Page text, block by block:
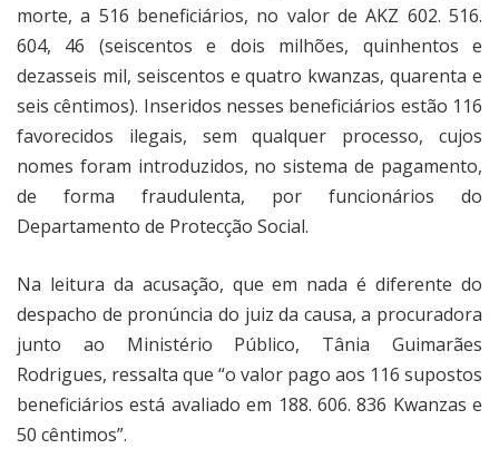
morte, a 516 beneficiários, no valor de AKZ 602. 516.
604, 46 (seiscentos e dois milhões, quinhentos e
dezasseis mil, seiscentos e quatro kwanzas, quarenta e
seis cêntimos). Inseridos nesses beneficiários estão 116
favorecidos ilegais, sem qualquer processo, cujos
nomes foram introduzidos, no sistema de pagamento,
de forma fraudulenta, por funcionários do
Departamento de Protecção Social.
Na leitura da acusação, que em nada é diferente do
despacho de pronúncia do juiz da causa, a procuradora
junto ao Ministério Público, Tânia Guimarães
Rodrigues, ressalta que “o valor pago aos 116 supostos
beneficiários está avaliado em 188. 606. 836 Kwanzas e
50 cêntimos”.